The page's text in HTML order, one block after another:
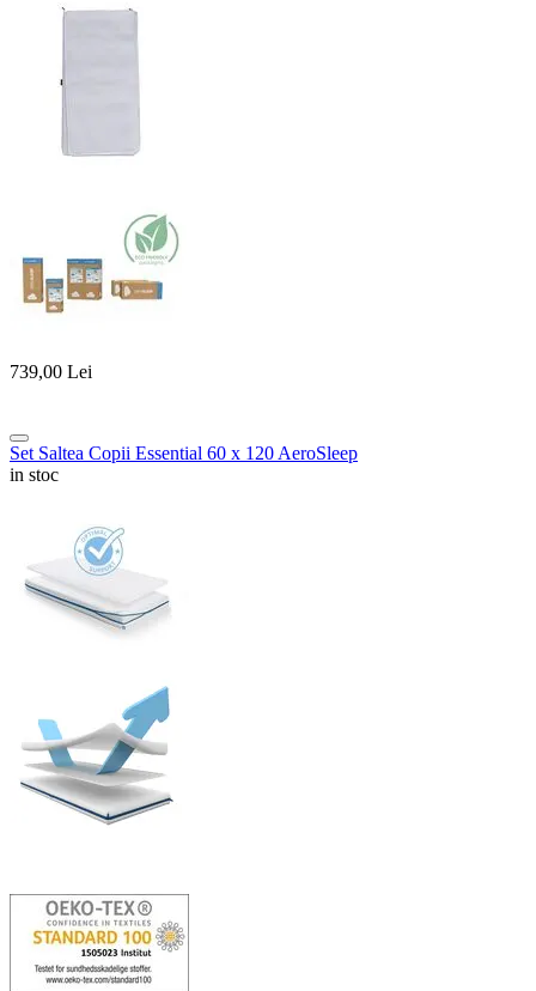
739,00 Lei
Set Saltea Copii Essential 60 x 120 AeroSleep
in stoc